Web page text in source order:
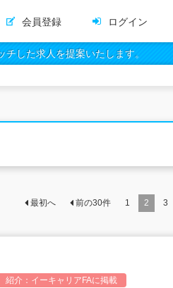
会員登録 ログイン
した求人を提案いたします。
最初へ 前の30件 1 2 3
紹介： イーキャリアFAに掲載